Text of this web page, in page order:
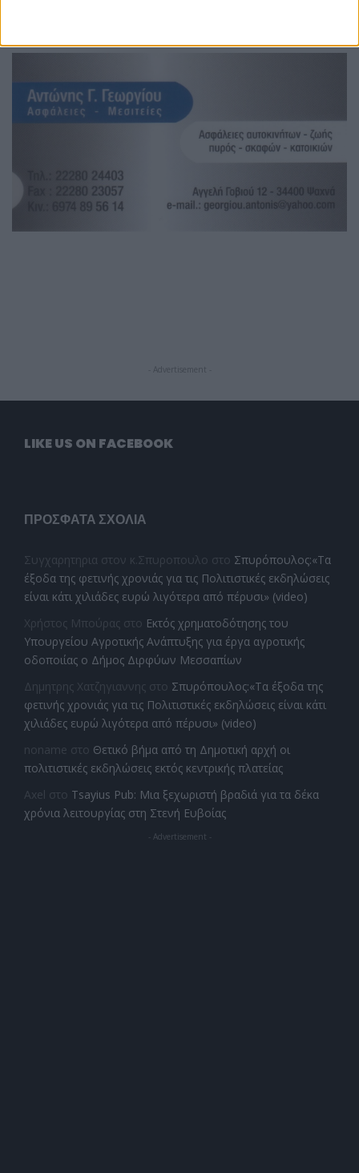
- Advertisement -
LIKE US ON FACEBOOK
ΠΡΌΣΦΑΤΑ ΣΧΌΛΙΑ
Συγχαρητηρια στον κ.Σπυροπουλο στο Σπυρόπουλος:«Τα
έξοδα της φετινής χρονιάς για τις Πολιτιστικές εκδηλώσεις
είναι κάτι χιλιάδες ευρώ λιγότερα από πέρυσι» (video)
Χρήστος Μπούρας στο Εκτός χρηματοδότησης του
Υπουργείου Αγροτικής Ανάπτυξης για έργα αγροτικής
οδοποιίας ο Δήμος Διρφύων Μεσσαπίων
Δημητρης Χατζηγιαννης στο Σπυρόπουλος:«Τα έξοδα της
φετινής χρονιάς για τις Πολιτιστικές εκδηλώσεις είναι κάτι
χιλιάδες ευρώ λιγότερα από πέρυσι» (video)
noname στο Θετικό βήμα από τη Δημοτική αρχή οι
πολιτιστικές εκδηλώσεις εκτός κεντρικής πλατείας
Axel στο Tsayius Pub: Μια ξεχωριστή βραδιά για τα δέκα
χρόνια λειτουργίας στη Στενή Ευβοίας
- Advertisement -